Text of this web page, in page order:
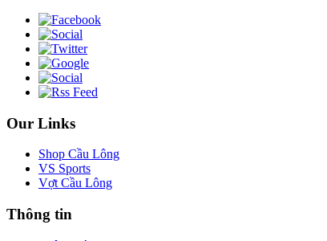
Our Links
Shop Cầu Lông
VS Sports
Vợt Cầu Lông
Thông tin